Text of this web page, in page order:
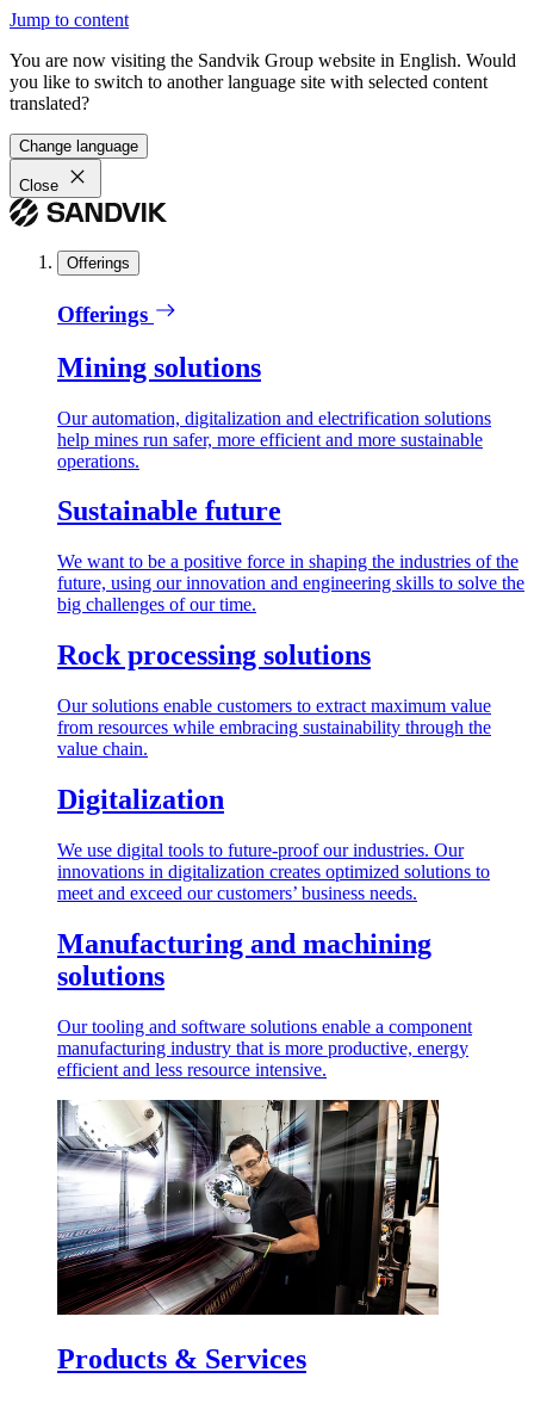
Jump to content
You are now visiting the Sandvik Group website in English. Would
you like to switch to another language site with selected content
translated?
Change language
Close
Offerings
Offerings
Mining solutions
Our automation, digitalization and electrification solutions
help mines run safer, more efficient and more sustainable
operations.
Sustainable future
We want to be a positive force in shaping the industries of the
future, using our innovation and engineering skills to solve the
big challenges of our time.
Rock processing solutions
Our solutions enable customers to extract maximum value
from resources while embracing sustainability through the
value chain.
Digitalization
We use digital tools to future-proof our industries. Our
innovations in digitalization creates optimized solutions to
meet and exceed our customers’ business needs.
Manufacturing and machining
solutions
Our tooling and software solutions enable a component
manufacturing industry that is more productive, energy
efficient and less resource intensive.
Products & Services